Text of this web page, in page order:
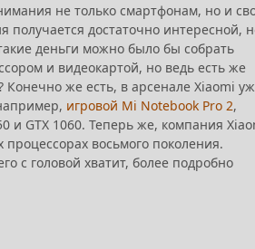
не только смартфонам, но и
получается достаточно интересной,
деньги можно было бы собрать
и видеокартой, но ведь есть же
Конечно же есть, в арсенале Xiaomi
игровой Mi Notebook Pro 2,
и GTX 1060. Теперь же, компания
восьмого поколения.
с головой хватит, более подробно